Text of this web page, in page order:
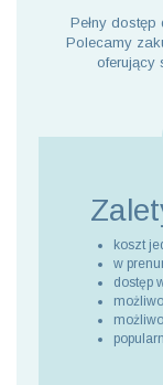
Pełny dostęp
Polecamy
oferujący
koszt
w
dostęp